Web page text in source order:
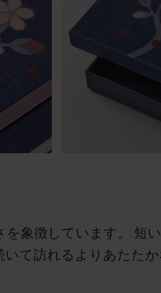
象徴しています。 短
て訪れるよりあたた